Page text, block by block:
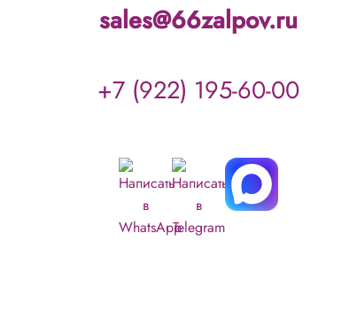
sales@66zalpov.ru
+7 (922) 195-60-00